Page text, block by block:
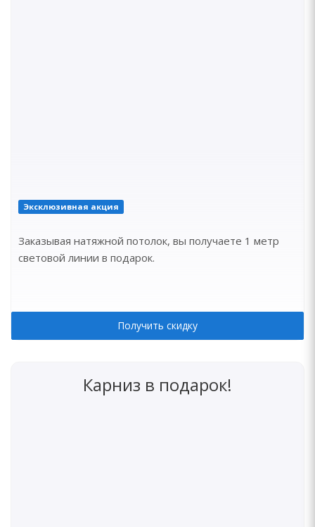
Эксклюзивная акция
Заказывая натяжной потолок, вы получаете 1 метр
световой линии в подарок.
Получить скидку
Карниз в подарок!